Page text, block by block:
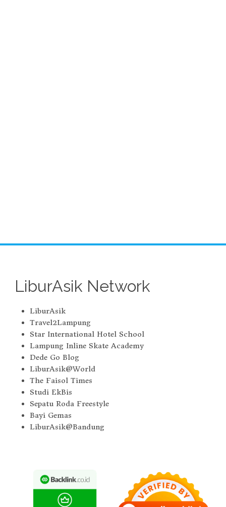
LiburAsik Network
LiburAsik
Travel2Lampung
Star International Hotel School
Lampung Inline Skate Academy
Dede Go Blog
LiburAsik@World
The Faisol Times
Studi EkBis
Sepatu Roda Freestyle
Bayi Gemas
LiburAsik@Bandung